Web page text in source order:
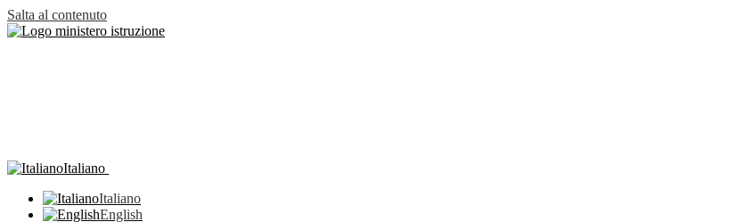
Salta al contenuto
Italiano
Italiano
English